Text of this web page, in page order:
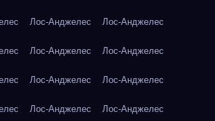
Лос-Анджелес Лос-Анджелес
Лос-Анджелес Лос-Анджелес
Лос-Анджелес Лос-Анджелес
Лос-Анджелес Лос-Анджелес